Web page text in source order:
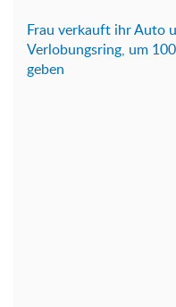
Frau verkauft ihr Auto
Verlobungsring, um
geben